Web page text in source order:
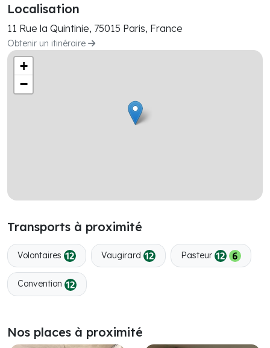
Localisation
11 Rue la Quintinie, 75015 Paris, France
Obtenir un itinéraire
+
−
Transports à proximité
Volontaires Vaugirard Pasteur
Convention
Nos places à proximité